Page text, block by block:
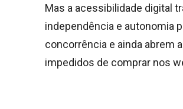
Mas a acessibilidade digital
independência e autonomia
concorrência e ainda abrem
impedidos de comprar nos